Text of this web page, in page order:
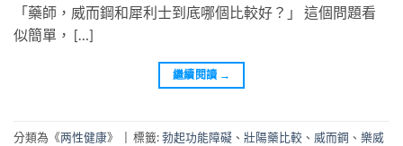
「藥師，威而鋼和犀利士到底哪個比較好？」 這個問題看
似簡單， […]
繼續閱讀 →
分類為《两性健康》 標籤:勃起功能障礙 、 壯陽藥比較 、 威而鋼 、 樂威